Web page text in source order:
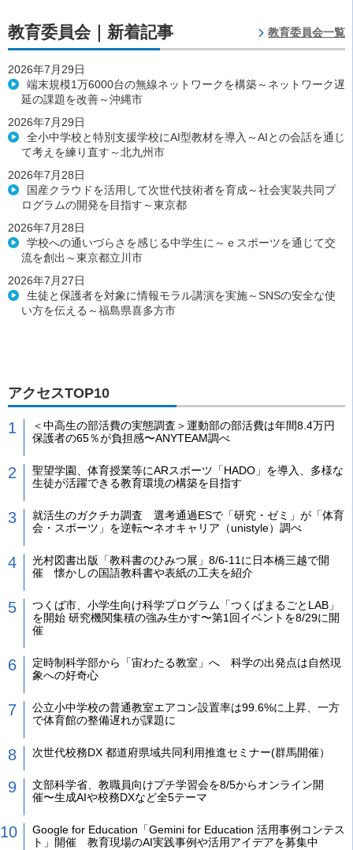
教育委員会｜新着記事 教育委員会一覧
2026年7月29日
端末規模1万6000台の無線ネットワークを構築～ネットワーク遅
延の課題を改善～沖縄市
2026年7月29日
全小中学校と特別支援学校にAI型教材を導入～AIとの会話を通じ
て考えを練り直す～北九州市
2026年7月28日
国産クラウドを活用して次世代技術者を育成～社会実装共同プ
ログラムの開発を目指す～東京都
2026年7月28日
学校への通いづらさを感じる中学生に～ｅスポーツを通じて交
流を創出～東京都立川市
2026年7月27日
生徒と保護者を対象に情報モラル講演を実施～SNSの安全な使
い方を伝える～福島県喜多方市
アクセスTOP10
＜中高生の部活費の実態調査＞運動部の部活費は年間8.4万円
保護者の65％が負担感〜ANYTEAM調べ
聖望学園、体育授業等にARスポーツ「HADO」を導入、多様な
生徒が活躍できる教育環境の構築を目指す
就活生のガクチカ調査 選考通過ESで「研究・ゼミ」が「体育
会・スポーツ」を逆転〜ネオキャリア（unistyle）調べ
光村図書出版「教科書のひみつ展」8/6-11に日本橋三越で開
催 懐かしの国語教科書や表紙の工夫を紹介
つくば市、小学生向け科学プログラム「つくばまるごとLAB」
を開始 研究機関集積の強み生かす〜第1回イベントを8/29に開
催
定時制科学部から「宙わたる教室」へ 科学の出発点は自然現
象への好奇心
公立小中学校の普通教室エアコン設置率は99.6%に上昇、一方
で体育館の整備遅れが課題に
次世代校務DX 都道府県域共同利用推進セミナー(群馬開催）
文部科学省、教職員向けプチ学習会を8/5からオンライン開
催〜生成AIや校務DXなど全5テーマ
Google for Education「Gemini for Education 活用事例コンテス
ト」開催 教育現場のAI実践事例や活用アイデアを募集中